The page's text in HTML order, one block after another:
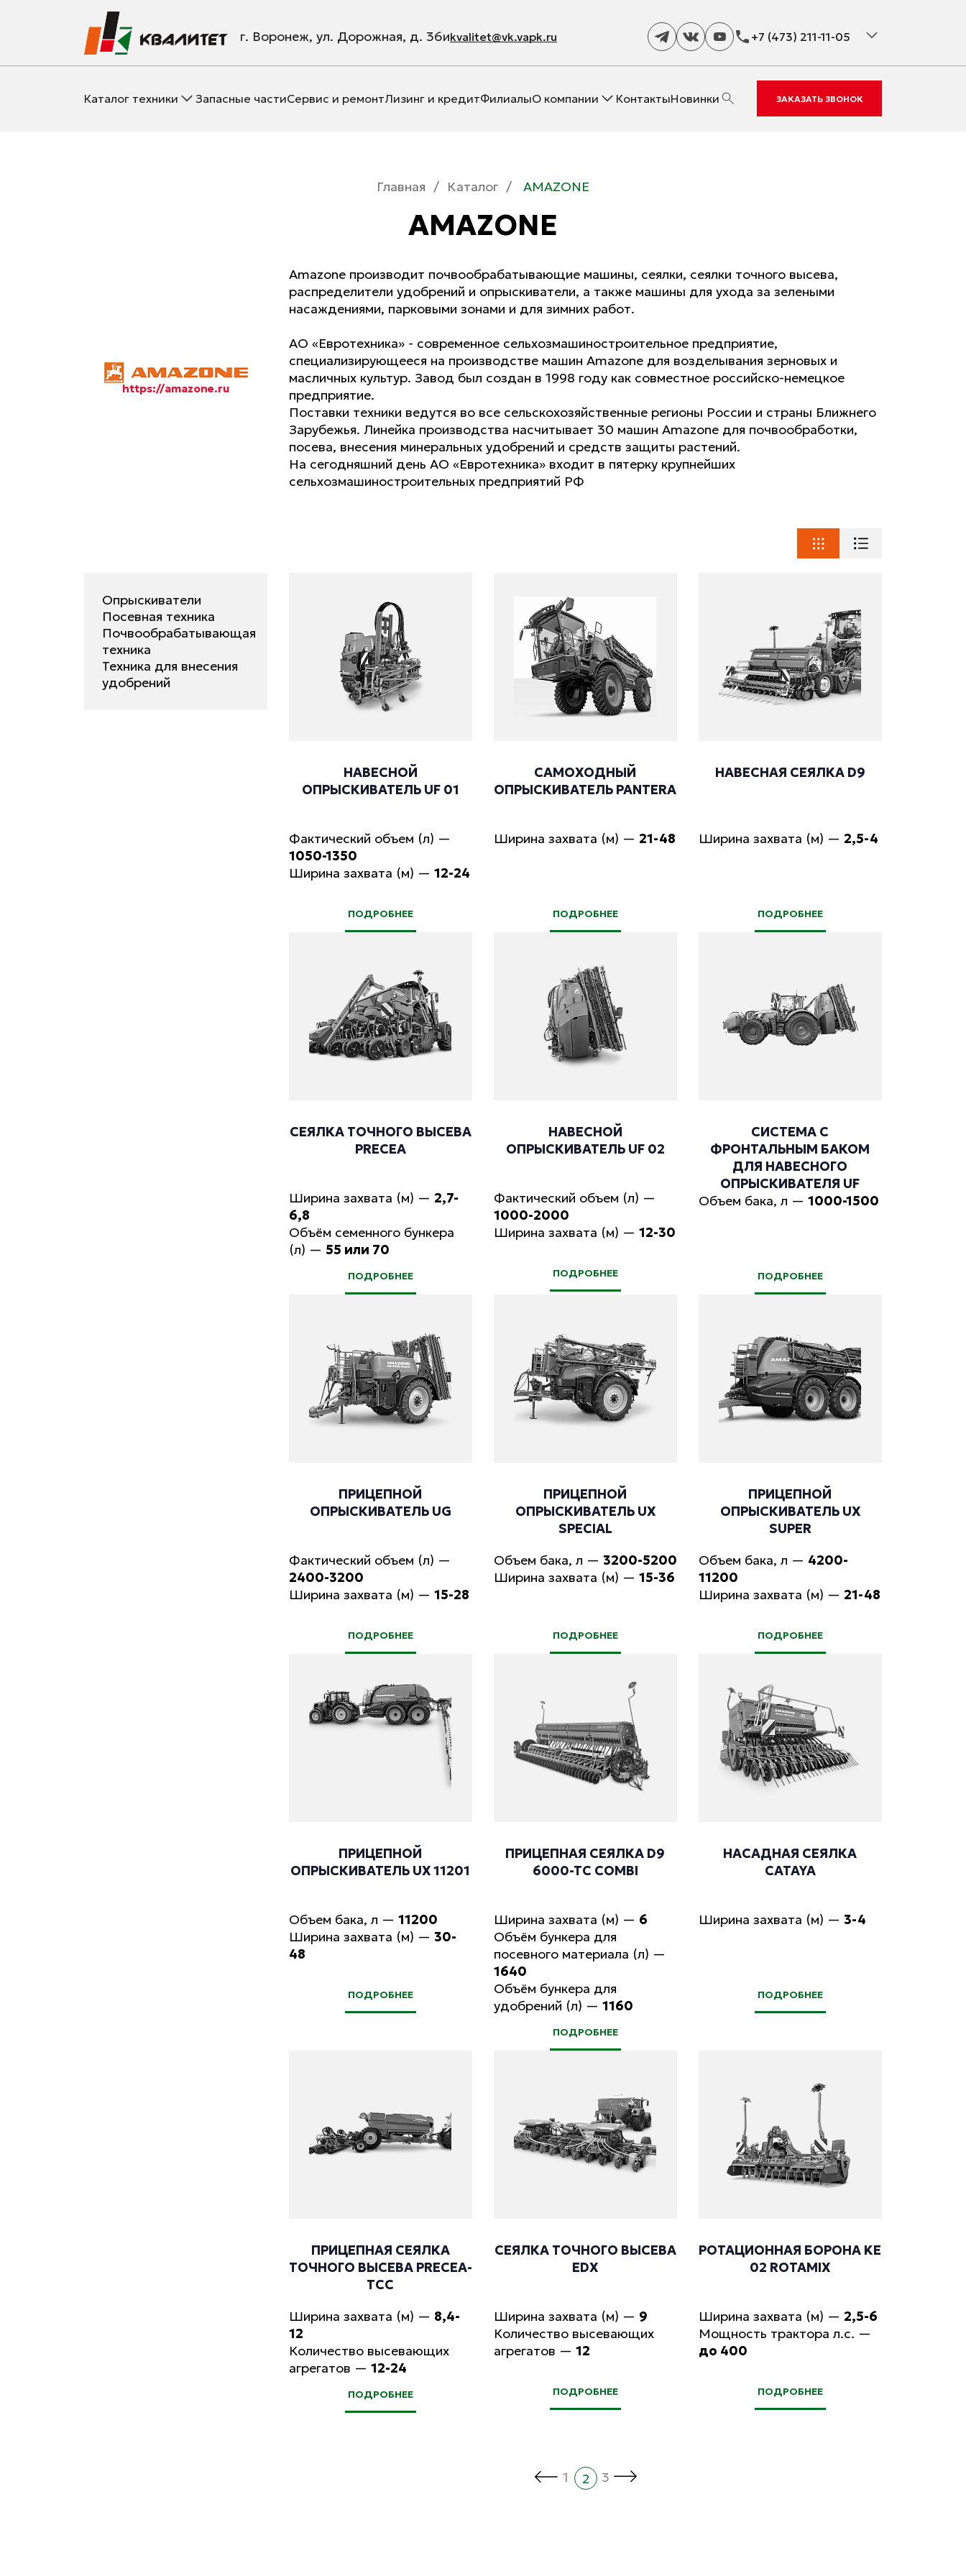
г. Воронеж, ул. Дорожная, д. 36иkvalitet@vk.vapk.ru +7 (473) 211-11-05
Каталог техники Запасные частиСервис и ремонтЛизинг и кредитФилиалыО компании КонтактыНовинки ЗАКАЗАТЬ ЗВОНОК
Главная / Каталог / AMAZONE
AMAZONE
https://amazone.ru
Amazone производит почвообрабатывающие машины, сеялки, сеялки точного высева,
распределители удобрений и опрыскиватели, а также машины для ухода за зелеными
насаждениями, парковыми зонами и для зимних работ.
АО «Евротехника» - современное сельхозмашиностроительное предприятие,
специализирующееся на производстве машин Amazone для возделывания зерновых и
масличных культур. Завод был создан в 1998 году как совместное российско-немецкое
предприятие.
Поставки техники ведутся во все сельскохозяйственные регионы России и страны Ближнего
Зарубежья. Линейка производства насчитывает 30 машин Amazone для почвообработки,
посева, внесения минеральных удобрений и средств защиты растений.
На сегодняшний день АО «Евротехника» входит в пятерку крупнейших
сельхозмашиностроительных предприятий РФ
Опрыскиватели
Посевная техника
Почвообрабатывающая
техника
Техника для внесения
удобрений
НАВЕСНОЙ
ОПРЫСКИВАТЕЛЬ UF 01
Фактический объем (л) —
1050-1350
Ширина захвата (м) — 12-24
ПОДРОБНЕЕ
САМОХОДНЫЙ
ОПРЫСКИВАТЕЛЬ PANTERA
Ширина захвата (м) — 21-48
ПОДРОБНЕЕ
НАВЕСНАЯ СЕЯЛКА D9
Ширина захвата (м) — 2,5-4
ПОДРОБНЕЕ
СЕЯЛКА ТОЧНОГО ВЫСЕВА
PRECEA
Ширина захвата (м) — 2,7-
6,8
Объём семенного бункера
(л) — 55 или 70
ПОДРОБНЕЕ
НАВЕСНОЙ
ОПРЫСКИВАТЕЛЬ UF 02
Фактический объем (л) —
1000-2000
Ширина захвата (м) — 12-30
ПОДРОБНЕЕ
СИСТЕМА С
ФРОНТАЛЬНЫМ БАКОМ
ДЛЯ НАВЕСНОГО
ОПРЫСКИВАТЕЛЯ UF
Объем бака, л — 1000-1500
ПОДРОБНЕЕ
ПРИЦЕПНОЙ
ОПРЫСКИВАТЕЛЬ UG
Фактический объем (л) —
2400-3200
Ширина захвата (м) — 15-28
ПОДРОБНЕЕ
ПРИЦЕПНОЙ
ОПРЫСКИВАТЕЛЬ UX
SPECIAL
Объем бака, л — 3200-5200
Ширина захвата (м) — 15-36
ПОДРОБНЕЕ
ПРИЦЕПНОЙ
ОПРЫСКИВАТЕЛЬ UX
SUPER
Объем бака, л — 4200-
11200
Ширина захвата (м) — 21-48
ПОДРОБНЕЕ
ПРИЦЕПНОЙ
ОПРЫСКИВАТЕЛЬ UX 11201
Объем бака, л — 11200
Ширина захвата (м) — 30-
48
ПОДРОБНЕЕ
ПРИЦЕПНАЯ СЕЯЛКА D9
6000-TC COMBI
Ширина захвата (м) — 6
Объём бункера для
посевного материала (л) —
1640
Объём бункера для
удобрений (л) — 1160
ПОДРОБНЕЕ
НАСАДНАЯ СЕЯЛКА
CATAYA
Ширина захвата (м) — 3-4
ПОДРОБНЕЕ
ПРИЦЕПНАЯ СЕЯЛКА
ТОЧНОГО ВЫСЕВА PRECEA-
TCC
Ширина захвата (м) — 8,4-
12
Количество высевающих
агрегатов — 12-24
ПОДРОБНЕЕ
СЕЯЛКА ТОЧНОГО ВЫСЕВА
EDX
Ширина захвата (м) — 9
Количество высевающих
агрегатов — 12
ПОДРОБНЕЕ
РОТАЦИОННАЯ БОРОНА KE
02 ROTAMIX
Ширина захвата (м) — 2,5-6
Мощность трактора л.с. —
до 400
ПОДРОБНЕЕ
1 2 3